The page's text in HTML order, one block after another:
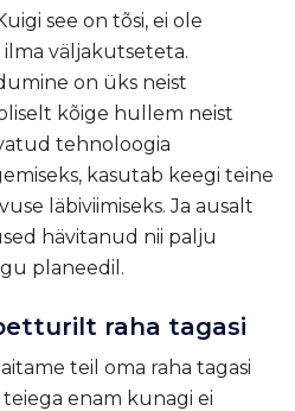
see on tõsi, ei ole
väljakutseteta.
on üks neist
kõige hullem neist
tehnoloogia
kasutab keegi teine
läbiviimiseks. Ja ausalt
hävitanud nii palju
planeedil .
raha tagasi
aitame teil oma raha tagasi
teiega enam kunagi ei